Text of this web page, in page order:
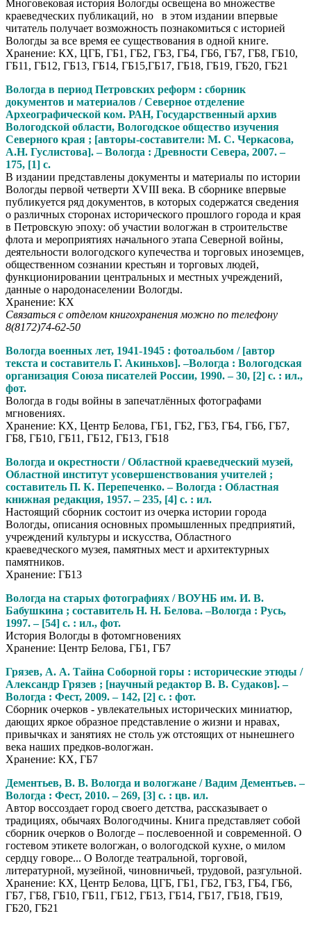
Многовековая история Вологды освещена во множестве
краеведческих публикаций, но в этом издании впервые
читатель получает возможность познакомиться с историей
Вологды за все время ее существования в одной книге.
Хранение: КХ, ЦГБ, ГБ1, ГБ2, ГБ3, ГБ4, ГБ6, ГБ7, ГБ8, ГБ10,
ГБ11, ГБ12, ГБ13, ГБ14, ГБ15,ГБ17, ГБ18, ГБ19, ГБ20, ГБ21
Вологда в период Петровских реформ : сборник
документов и материалов / Северное отделение
Археографической ком. РАН, Государственный архив
Вологодской области, Вологодское общество изучения
Северного края ; [авторы-составители: М. С. Черкасова,
А.Н. Гуслистова]. – Вологда : Древности Севера, 2007. –
175, [1] с.
В издании представлены документы и материалы по истории
Вологды первой четверти XVIII века. В сборнике впервые
публикуется ряд документов, в которых содержатся сведения
о различных сторонах исторического прошлого города и края
в Петровскую эпоху: об участии вологжан в строительстве
флота и мероприятиях начального этапа Северной войны,
деятельности вологодского купечества и торго­вых иноземцев,
общественном сознании крестьян и торговых людей,
функциониро­вании центральных и местных учреждений,
данные о народонаселении Вологды.
Хранение: КХ
Связаться с отделом книгохранения можно по телефону
8(8172)74-62-50
Вологда военных лет, 1941-1945 : фотоальбом / [автор
текста и составитель Г. Акиньхов]. –Вологда : Вологодская
организация Союза писателей России, 1990. – 30, [2] с. : ил.,
фот.
Вологда в годы войны в запечатлённых фотографами
мгновениях.
Хранение: КХ, Центр Белова, ГБ1, ГБ2, ГБ3, ГБ4, ГБ6, ГБ7,
ГБ8, ГБ10, ГБ11, ГБ12, ГБ13, ГБ18
Вологда и окрестности / Областной краеведческий музей,
Областной институт усовершенствования учителей ;
составитель П. К. Перепеченко. – Вологда : Областная
книжная редакция, 1957. – 235, [4] с. : ил.
Настоящий сборник состоит из очерка истории города
Вологды, описания основных промышленных предприятий,
учреждений культуры и искусства, Областного
краеведческого музея, памятных мест и архитектурных
памятников.
Хранение: ГБ13
Вологда на старых фотографиях / ВОУНБ им. И. В.
Бабушкина ; составитель Н. Н. Белова. –Вологда : Русь,
1997. – [54] с. : ил., фот.
История Вологды в фотомгновениях
Хранение: Центр Белова, ГБ1, ГБ7
Грязев, А. А. Тайна Соборной горы : исторические этюды /
Александр Грязев ; [научный редактор В. В. Судаков]. –
Вологда : Фест, 2009. – 142, [2] с. : фот.
Сборник очерков - увлекательных исторических миниатюр,
дающих яркое образное представление о жизни и нравах,
привыч­ках и занятиях не столь уж отстоящих от нынешнего
века наших предков-вологжан.
Хранение: КХ, ГБ7
Дементьев, В. В. Вологда и вологжане / Вадим Дементьев. –
Вологда : Фест, 2010. – 269, [3] с. : цв. ил.
Автор воссоздает город своего детства, рассказывает о
традициях, обычаях Вологодчины. Книга представляет собой
сборник очерков о Вологде – послевоенной и современной. О
гостевом этикете вологжан, о вологодской кухне, о милом
сердцу говоре... О Вологде театральной, торговой,
литературной, музейной, чиновничьей, трудовой, разгульной.
Хранение: КХ, Центр Белова, ЦГБ, ГБ1, ГБ2, ГБ3, ГБ4, ГБ6,
ГБ7, ГБ8, ГБ10, ГБ11, ГБ12, ГБ13, ГБ14, ГБ17, ГБ18, ГБ19,
ГБ20, ГБ21